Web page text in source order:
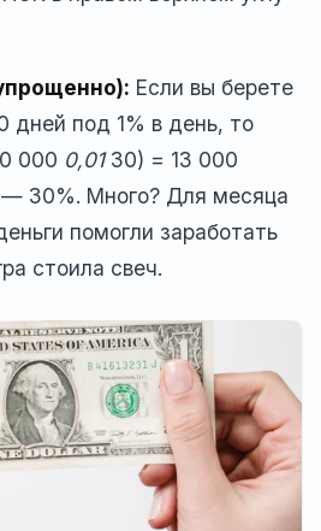
Если вы берете
дней под 1% в день, то
000 0,0130) = 13 000
— 30%. Много? Для месяца
помогли заработать
стоила свеч.